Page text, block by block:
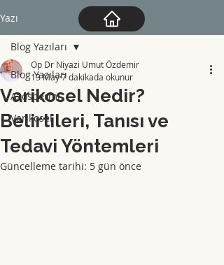
Yazı
Blog Yazıları
Azospermi
Varikosel
Blog Yazıları
Varikosel Nedir?
Belirtileri, Tanısı ve
Tedavi Yöntemleri
Op Dr Niyazi Umut Özdemir
13 May7 dakikada okunur
Güncelleme tarihi: 5 gün önce